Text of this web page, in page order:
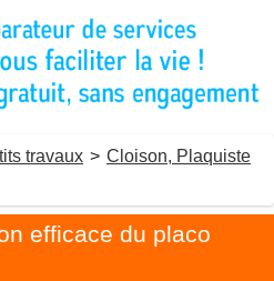
travaux > Cloison, Plaquiste
efficace du placo